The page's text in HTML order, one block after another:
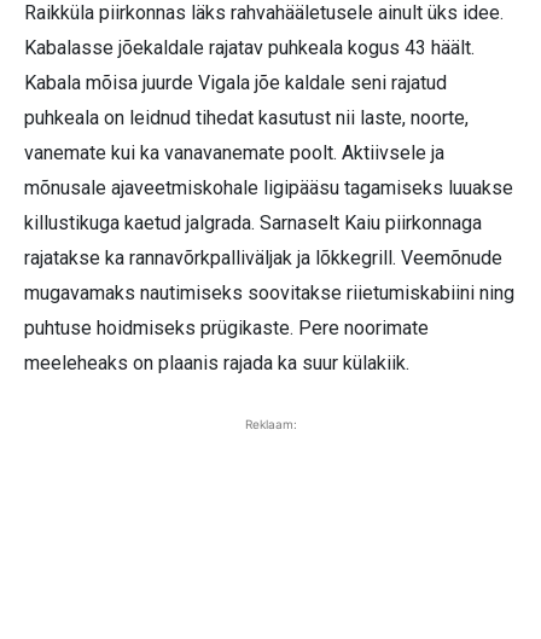
Raikküla piirkonnas läks rahvahääletusele ainult üks idee.
Kabalasse jõekaldale rajatav puhkeala kogus 43 häält.
Kabala mõisa juurde Vigala jõe kaldale seni rajatud
puhkeala on leidnud tihedat kasutust nii laste, noorte,
vanemate kui ka vanavanemate poolt. Aktiivsele ja
mõnusale ajaveetmiskohale ligipääsu tagamiseks luuakse
killustikuga kaetud jalgrada. Sarnaselt Kaiu piirkonnaga
rajatakse ka rannavõrkpalliväljak ja lõkkegrill. Veemõnude
mugavamaks nautimiseks soovitakse riietumiskabiini ning
puhtuse hoidmiseks prügikaste. Pere noorimate
meeleheaks on plaanis rajada ka suur külakiik.
Reklaam: